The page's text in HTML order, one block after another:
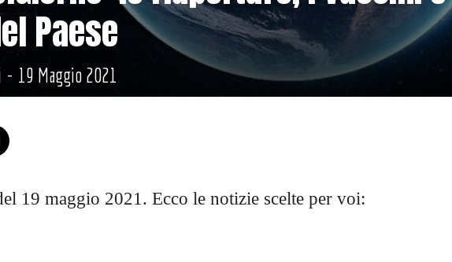
Paese
- 19 Maggio 2021
19 maggio 2021. Ecco le notizie scelte per voi: